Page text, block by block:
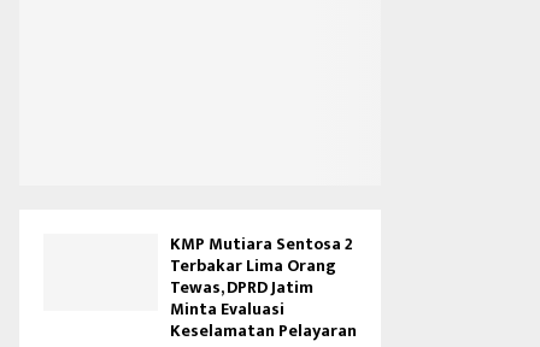
KMP Mutiara Sentosa 2
Terbakar Lima Orang
Tewas, DPRD Jatim
Minta Evaluasi
Keselamatan Pelayaran